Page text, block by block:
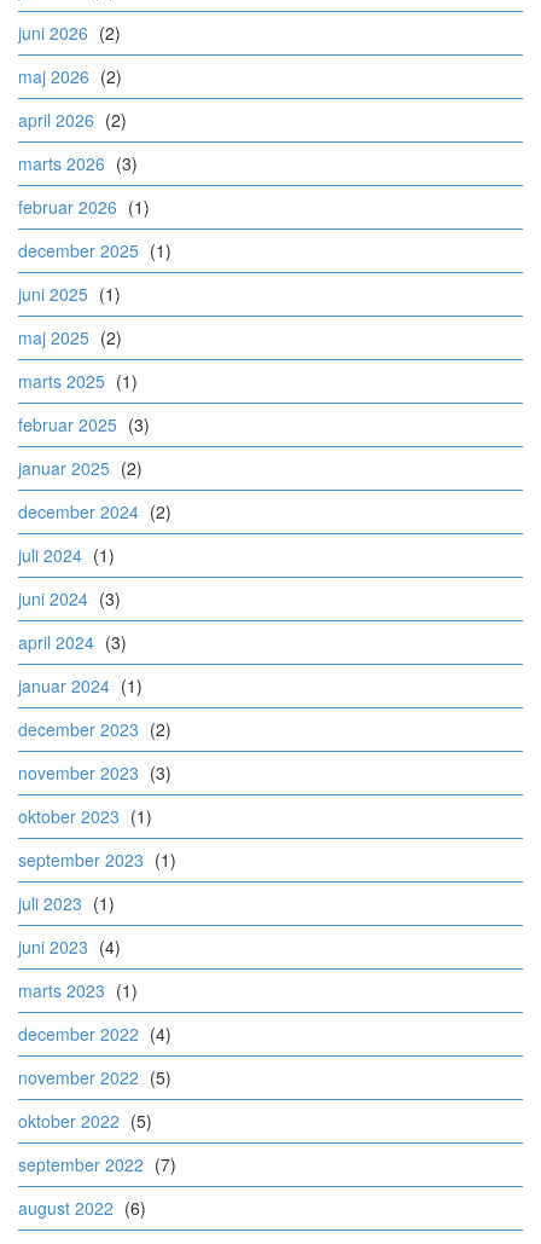
juni 2026 (2)
maj 2026 (2)
april 2026 (2)
marts 2026 (3)
februar 2026 (1)
december 2025 (1)
juni 2025 (1)
maj 2025 (2)
marts 2025 (1)
februar 2025 (3)
januar 2025 (2)
december 2024 (2)
juli 2024 (1)
juni 2024 (3)
april 2024 (3)
januar 2024 (1)
december 2023 (2)
november 2023 (3)
oktober 2023 (1)
september 2023 (1)
juli 2023 (1)
juni 2023 (4)
marts 2023 (1)
december 2022 (4)
november 2022 (5)
oktober 2022 (5)
september 2022 (7)
august 2022 (6)